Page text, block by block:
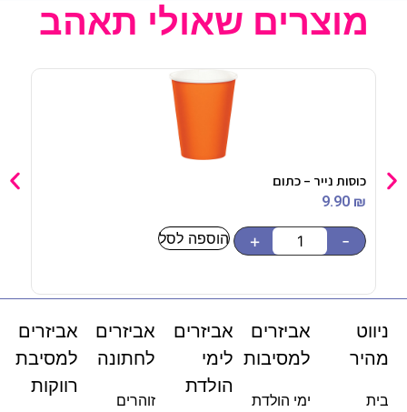
מוצרים שאולי תאהב
כוסות נייר – כתום
9.90 ₪
-
+ הוספה לסל
בלון
ניווט
מהיר
בית
אביזרים
למסיבות
ימי הולדת
אביזרים
לימי
הולדת
אביזרים
לחתונה
זוהרים
אביזרים
למסיבת
רווקות